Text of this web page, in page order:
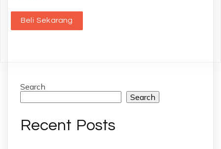
Beli Sekarang
Search
Search
Recent Posts